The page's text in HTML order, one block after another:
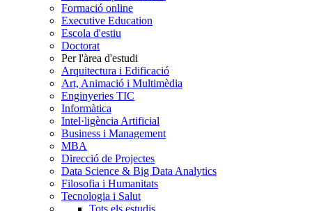
Formació online
Executive Education
Escola d'estiu
Doctorat
Per l'àrea d'estudi
Arquitectura i Edificació
Art, Animació i Multimèdia
Enginyeries TIC
Informàtica
Intel·ligència Artificial
Business i Management
MBA
Direcció de Projectes
Data Science & Big Data Analytics
Filosofia i Humanitats
Tecnologia i Salut
Tots els estudis